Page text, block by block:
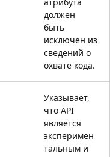
должен
быть
исключен из
сведений о
охвате кода.
Указывает,
что API
является
эксперимен
тальным и